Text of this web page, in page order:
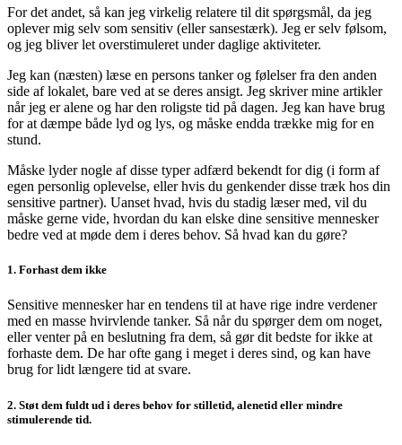
For det andet, så kan jeg virkelig relatere til dit spørgsmål, da jeg
oplever mig selv som sensitiv (eller sansestærk). Jeg er selv følsom,
og jeg bliver let overstimuleret under daglige aktiviteter.
Jeg kan (næsten) læse en persons tanker og følelser fra den anden
side af lokalet, bare ved at se deres ansigt. Jeg skriver mine artikler
når jeg er alene og har den roligste tid på dagen. Jeg kan have brug
for at dæmpe både lyd og lys, og måske endda trække mig for en
stund.
Måske lyder nogle af disse typer adfærd bekendt for dig (i form af
egen personlig oplevelse, eller hvis du genkender disse træk hos din
sensitive partner). Uanset hvad, hvis du stadig læser med, vil du
måske gerne vide, hvordan du kan elske dine sensitive mennesker
bedre ved at møde dem i deres behov. Så hvad kan du gøre?
1. Forhast dem ikke
Sensitive mennesker har en tendens til at have rige indre verdener
med en masse hvirvlende tanker. Så når du spørger dem om noget,
eller venter på en beslutning fra dem, så gør dit bedste for ikke at
forhaste dem. De har ofte gang i meget i deres sind, og kan have
brug for lidt længere tid at svare.
2. Støt dem fuldt ud i deres behov for stilletid, alenetid eller mindre
stimulerende tid.